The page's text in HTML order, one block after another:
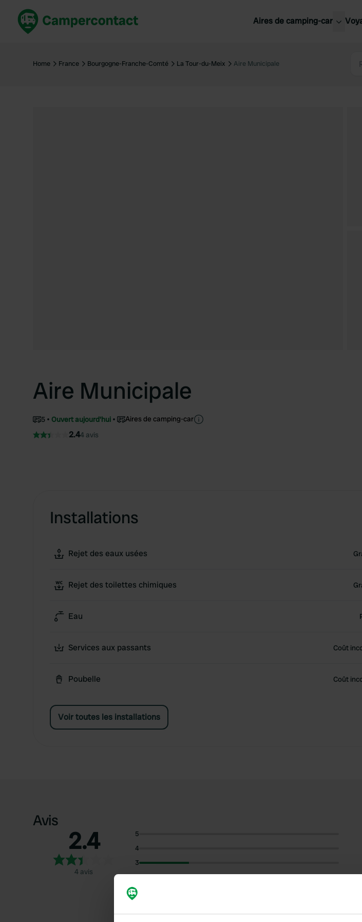
Aires de camping-car
France
France
Home France Bourgogne-Franche-Comté La Tour-du-Meix Aire Municipale
Aire Municipale
5 Ouvert aujourd'hui Aires de camping-car
2.44 avis
Installations
Rejet des eaux usées
Rejet des toilettes chimiques
Eau
Services aux passants Coût
Poubelle Coût
Voir toutes les installations
Avis
2.4
4 avis
5
4
3
2
1